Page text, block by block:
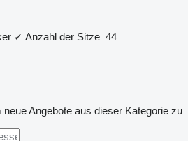
✓ Anzahl der Sitze 44
Angebote aus dieser Kategorie zu